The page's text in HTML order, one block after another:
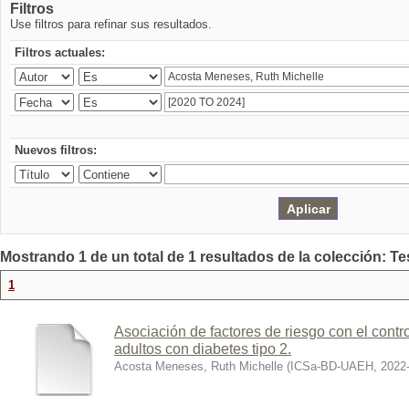
Filtros
Use filtros para refinar sus resultados.
Filtros actuales:
Nuevos filtros:
Mostrando 1 de un total de 1 resultados de la colección:
1
Asociación de factores de riesgo con el
adultos con diabetes tipo 2.
Acosta Meneses, Ruth Michelle ( ICSa-BD-UAEH ,